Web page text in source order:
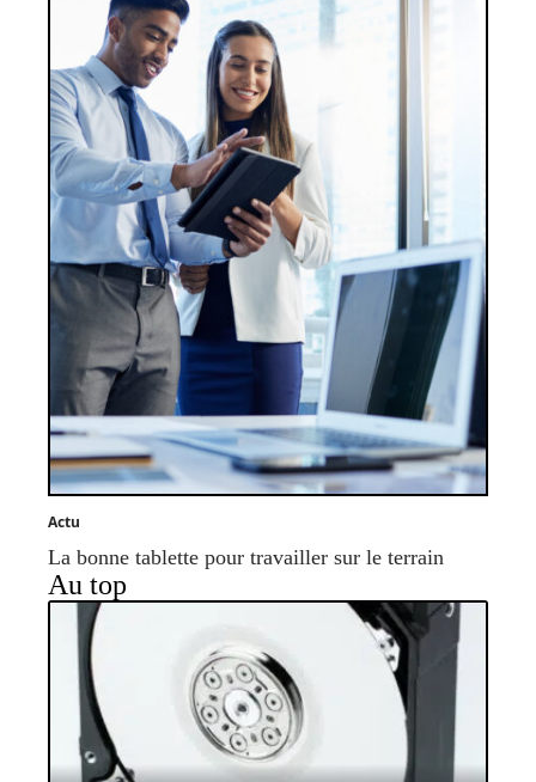
Actu
La bonne tablette pour travailler sur le terrain
Au top